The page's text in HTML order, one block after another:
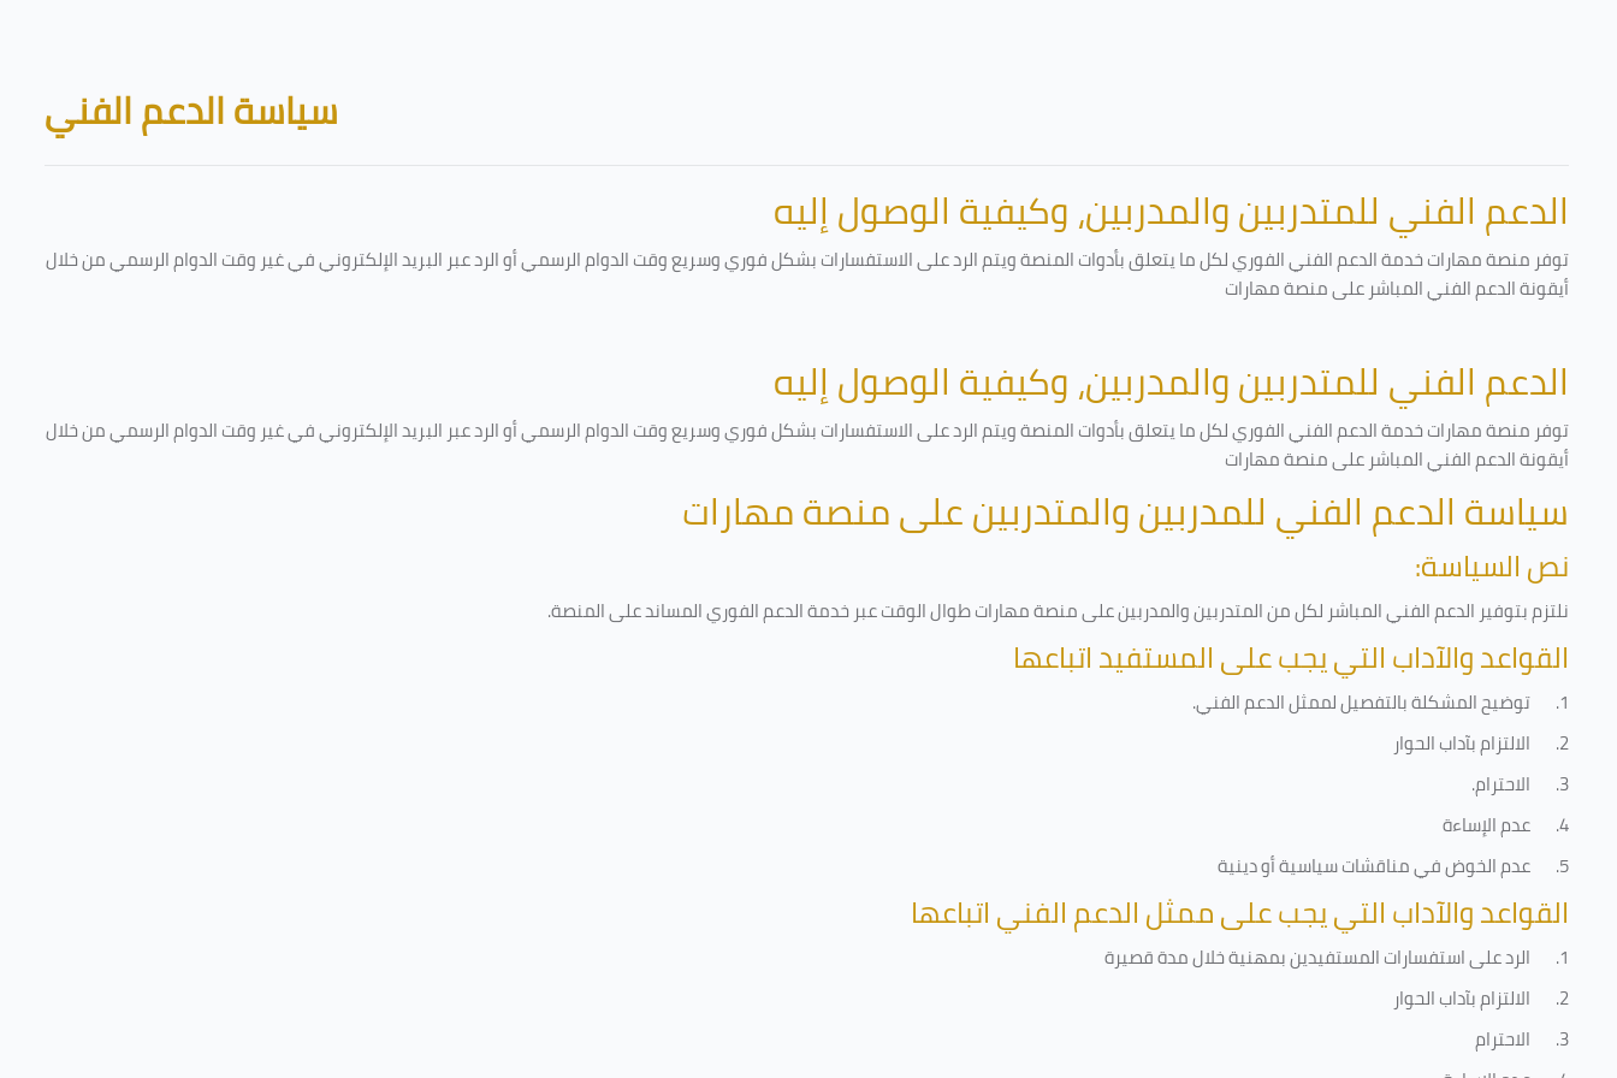
Blocks
سياسة الدعم الفني
الدعم الفني للمتدربين والمدربين، وكيفية الوصول إليه
توفر منصة مهارات خدمة الدعم الفني الفوري لكل ما يتعلق بأدوات المنصة ويتم الرد على الاستفسارات بشكل فوري وسريع وقت الدوام الرسمي أو الرد عبر البريد الإلكتروني في غير وقت الدوام الرسمي من خلال
أيقونة الدعم الفني المباشر على منصة مهارات
الدعم الفني للمتدربين والمدربين، وكيفية الوصول إليه
توفر منصة مهارات خدمة الدعم الفني الفوري لكل ما يتعلق بأدوات المنصة ويتم الرد على الاستفسارات بشكل فوري وسريع وقت الدوام الرسمي أو الرد عبر البريد الإلكتروني في غير وقت الدوام الرسمي من خلال
أيقونة الدعم الفني المباشر على منصة مهارات
سياسة الدعم الفني للمدربين والمتدربين على منصة مهارات
نص السياسة:
نلتزم بتوفير الدعم الفني المباشر لكل من المتدربين والمدربين على منصة مهارات طوال الوقت عبر خدمة الدعم الفوري المساند على المنصة.
القواعد والآداب التي يجب على المستفيد اتباعها
1. توضيح المشكلة بالتفصيل لممثل الدعم الفني.
2.
الالتزام بآداب الحوار
3.
الاحترام.
4.
عدم الإساءة
5.
عدم الخوض في مناقشات سياسية أو دينية
القواعد والآداب التي يجب على ممثل الدعم الفني اتباعها
1.
الرد على استفسارات المستفيدين بمهنية خلال مدة قصيرة
2.
الالتزام بآداب الحوار
3.
الاحترام